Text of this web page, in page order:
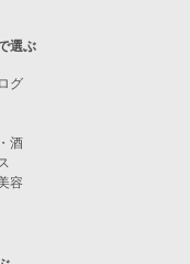
選ぶ
グ
酒
容